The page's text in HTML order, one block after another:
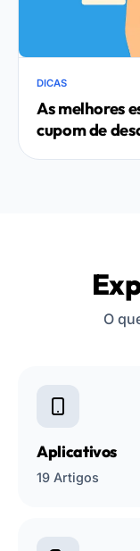
DICAS
As melhores
cupom de
O
Aplicativos
19 Artigos